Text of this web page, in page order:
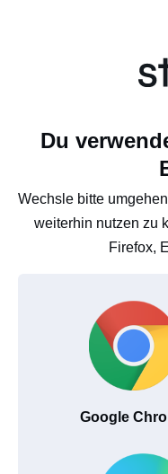
Du
Wechsle bitte
weiterhin nutzen zu
Firefox,
Google